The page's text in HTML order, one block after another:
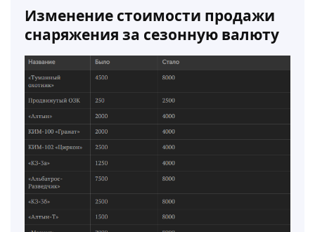
Изменение стоимости продажи
снаряжения за сезонную валюту